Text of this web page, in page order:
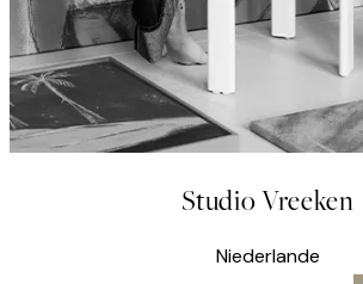
Studio Vreeken
Niederlande